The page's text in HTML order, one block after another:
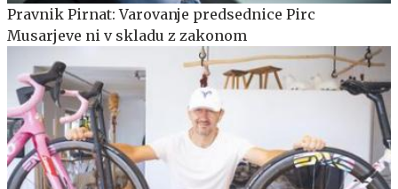
Pravnik Pirnat: Varovanje predsednice Pirc
Musarjeve ni v skladu z zakonom